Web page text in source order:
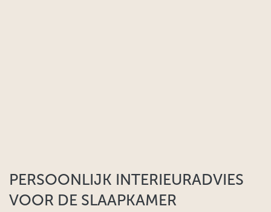
PERSOONLIJK INTERIEURADVIES
VOOR DE SLAAPKAMER